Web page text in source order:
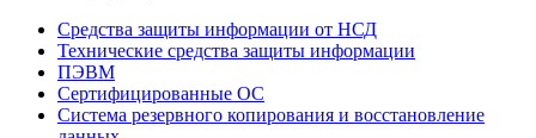
Средства защиты информации от НСД
Технические средства защиты информации
ПЭВМ
Сертифицированные ОС
Система резервного копирования и восстановление